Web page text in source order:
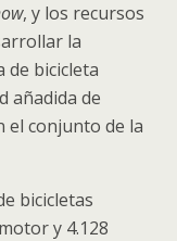
, y los recursos
la
de bicicleta
añadida de
el conjunto de la
bicicletas
y 4.128